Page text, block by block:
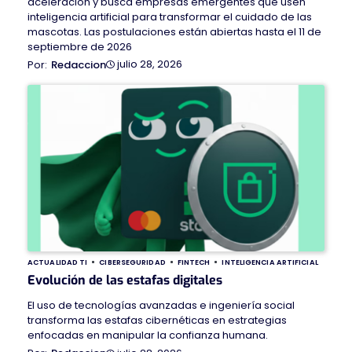
inteligencia artificial para transformar el cuidado de las
mascotas. Las postulaciones están abiertas hasta el 11 de
septiembre de 2026
Redaccion
julio 28, 2026
ACTUALIDAD TI CIBERSEGURIDAD FINTECH INTELIGENCIA ARTIFICIAL
Evolución de las estafas digitales
El uso de tecnologías avanzadas e ingeniería social
transforma las estafas cibernéticas en estrategias
enfocadas en manipular la confianza humana.